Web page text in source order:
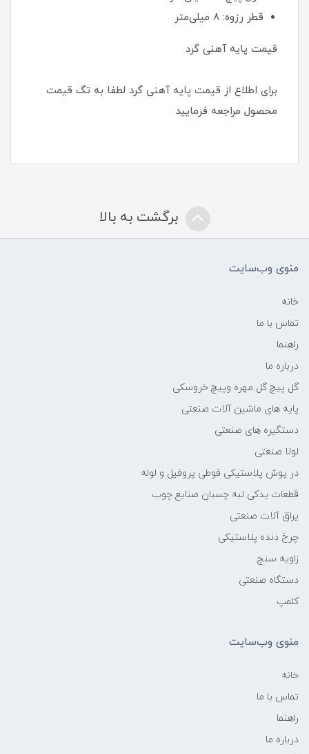
قطر رزوه: 8 میلی‌متر
قیمت پایه آهنی گرد
برای اطلاع از قیمت پایه آهنی گرد لطفا به تگ قیمت
محصول مراجعه فرمایید
برگشت به بالا
منوی وب‌سایت
خانه
تماس با ما
راهنما
درباره ما
گل پیچ گل مهره وپیچ خروسکی
پایه های ماشین آلات صنعتی
دستگیره های صنعتی
لولا صنعتی
در پوش پلاستیکی قوطی پروفیل و لوله
قطعات یدکی لبه چسبان صنایع چوب
یراق آلات صنعتی
چرخ دنده پلاستیکی
زاویه سنج
دستگاه صنعتی
کلمپ
منوی وب‌سایت
خانه
تماس با ما
راهنما
درباره ما